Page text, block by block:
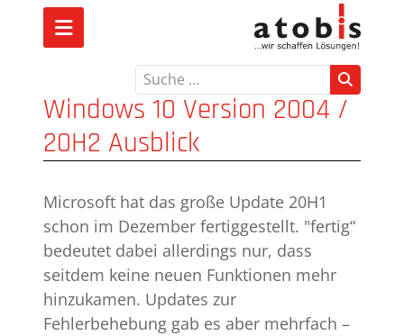
Suchen
Windows 10 Version 2004 /
20H2 Ausblick
Microsoft hat das große Update 20H1
schon im Dezember fertiggestellt. "fertig“
bedeutet dabei allerdings nur, dass
seitdem keine neuen Funktionen mehr
hinzukamen. Updates zur
Fehlerbehebung gab es aber mehrfach –